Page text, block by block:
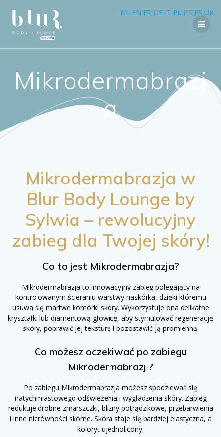
Mikrodermabrazj
a
Mikrodermabrazja w
Blur Body Lounge by
Sylwia – rewolucyjny
zabieg dla Twojej skóry!
Co to jest Mikrodermabrazja?
Mikrodermabrazja to innowacyjny zabieg polegający na
kontrolowanym ścieraniu warstwy naskórka, dzięki któremu
usuwa się martwe komórki skóry. Wykorzystuje ona delikatne
kryształki lub diamentową głowicę, aby stymulować regenerację
skóry, poprawić jej teksturę i pozostawić ją promienną.
Co możesz oczekiwać po zabiegu
Mikrodermabrazji?
Po zabiegu Mikrodermabrazja możesz spodziewać się
natychmiastowego odświeżenia i wygładzenia skóry. Zabieg
redukuje drobne zmarszczki, blizny potrądzikowe, przebarwienia
i inne nierówności skórne. Skóra staje się bardziej elastyczna, a
koloryt ujednolicony.
NL EN FR DE IT PL PT ES UK